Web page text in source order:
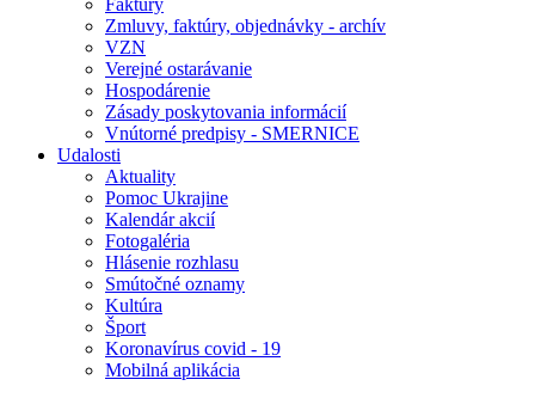
Faktúry
Zmluvy, faktúry, objednávky - archív
VZN
Verejné ostarávanie
Hospodárenie
Zásady poskytovania informácií
Vnútorné predpisy - SMERNICE
Udalosti
Aktuality
Pomoc Ukrajine
Kalendár akcií
Fotogaléria
Hlásenie rozhlasu
Smútočné oznamy
Kultúra
Šport
Koronavírus covid - 19
Mobilná aplikácia